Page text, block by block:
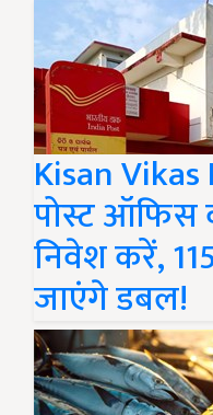
Kisan
पोस्ट ऑफिस
निवेश करें,
जाएंगे डबल!